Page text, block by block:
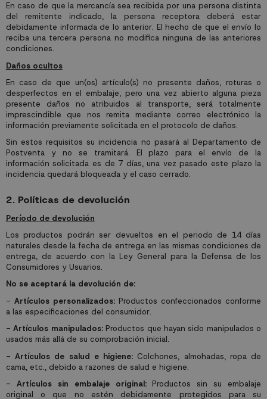
En caso de que la mercancía sea recibida por una persona distinta
del remitente indicado, la persona receptora deberá estar
debidamente informada de lo anterior. El hecho de que el envío lo
reciba una tercera persona no modifica ninguna de las anteriores
condiciones.
Daños ocultos
En caso de que un(os) artículo(s) no presente daños, roturas o
desperfectos en el embalaje, pero una vez abierto alguna pieza
presente daños no atribuidos al transporte, será totalmente
imprescindible que nos remita mediante correo electrónico la
información previamente solicitada en el protocolo de daños.
Sin estos requisitos su incidencia no pasará al Departamento de
Postventa y no se tramitará. El plazo para el envío de la
información solicitada es de 7 días, una vez pasado este plazo la
incidencia quedará bloqueada y el caso cerrado.
2. Políticas de devolución
Período de devolución
Los productos podrán ser devueltos en el periodo de 14 días
naturales desde la fecha de entrega en las mismas condiciones de
entrega, de acuerdo con la Ley General para la Defensa de los
Consumidores y Usuarios.
No se aceptará la devolución de:
- Artículos personalizados:Productos confeccionados conforme
a las especificaciones del consumidor.
- Artículos manipulados:Productos que hayan sido manipulados o
usados más allá de su comprobación inicial.
- Artículos de salud e higiene: Colchones, almohadas, ropa de
cama, etc., debido a razones de salud e higiene.
-
Artículos sin embalaje original:Productos sin su embalaje
original o que no estén debidamente protegidos para su